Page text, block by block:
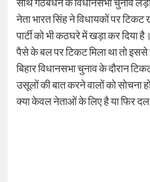
साथ गठबंधन के विधानसभा चुनाव
नेता भारत सिंह ने विधायकों पर
पार्टी को भी कठघरे में खड़ा कर दिया
पैसे के बल पर टिकट मिला था तो इससे
बिहार विधानसभा चुनाव के दौरान
उसूलों की बात करने वालों को सोचना
क्या केवल नेताओं के लिए है या फिर दल